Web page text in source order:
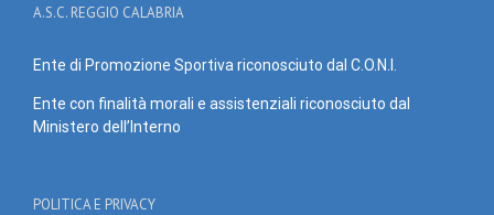
A.S.C. REGGIO CALABRIA
Ente di Promozione Sportiva riconosciuto dal C.O.N.I.
Ente con finalità morali e assistenziali riconosciuto dal
Ministero dell’Interno
POLITICA E PRIVACY